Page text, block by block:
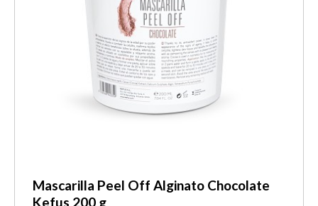
Mascarilla Peel Off Alginato Chocolate
Kefus 200 g